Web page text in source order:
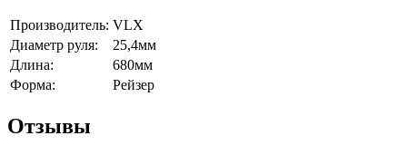
Производитель: VLX
Диаметр руля:
25,4мм
Длина:
680мм
Форма:
Рейзер
Отзывы